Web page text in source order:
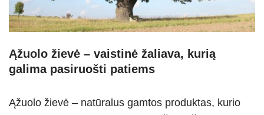
Ąžuolo žievė – vaistinė žaliava, kurią
galima pasiruošti patiems
Ąžuolo žievė – natūralus gamtos produktas, kurio